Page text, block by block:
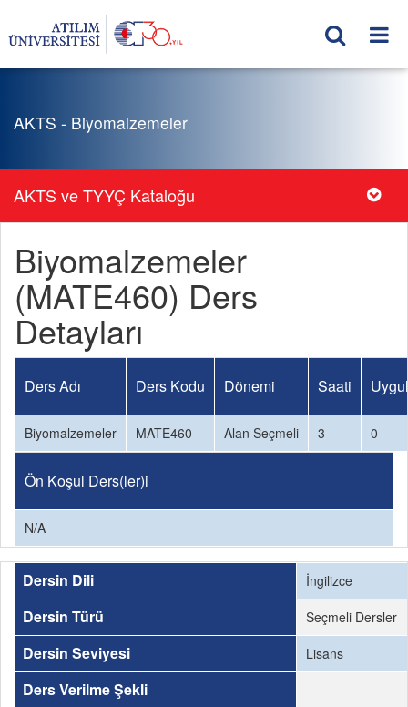
AKTS - Biyomalzemeler
AKTS ve TYYÇ Kataloğu
Biyomalzemeler
(MATE460) Ders
Detayları
Ders Adı Ders Kodu Dönemi Saati
Biyomalzemeler MATE460 Alan Seçmeli 3 0
Ön Koşul Ders(ler)i
N/A
Dersin Dili İngilizce
Dersin Türü Seçmeli Dersler
Dersin Seviyesi Lisans
Ders Verilme Şekli